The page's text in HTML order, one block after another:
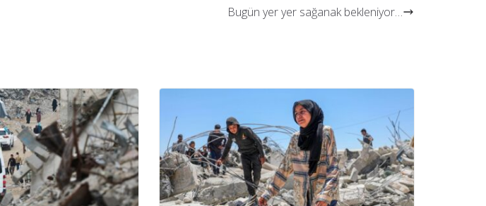
Bugün yer yer sağanak bekleniyor…